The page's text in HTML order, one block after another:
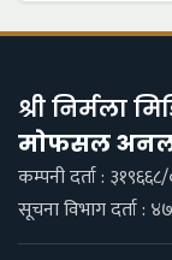
श्री निर्मला
माेफसल
कम्पनी दर्ता :
सूचना विभाग दर्ता :